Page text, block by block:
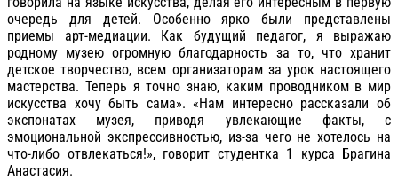
очередь для детей. Особенно ярко были представлены
приемы арт-медиации. Как будущий педагог, я выражаю
родному музею огромную благодарность за то, что хранит
детское творчество, всем организаторам за урок настоящего
мастерства. Теперь я точно знаю, каким проводником в мир
искусства хочу быть сама». «Нам интересно рассказали об
экспонатах музея, приводя увлекающие факты, с
эмоциональной экспрессивностью, из-за чего не хотелось на
что-либо отвлекаться!», говорит студентка 1 курса Брагина
Анастасия.